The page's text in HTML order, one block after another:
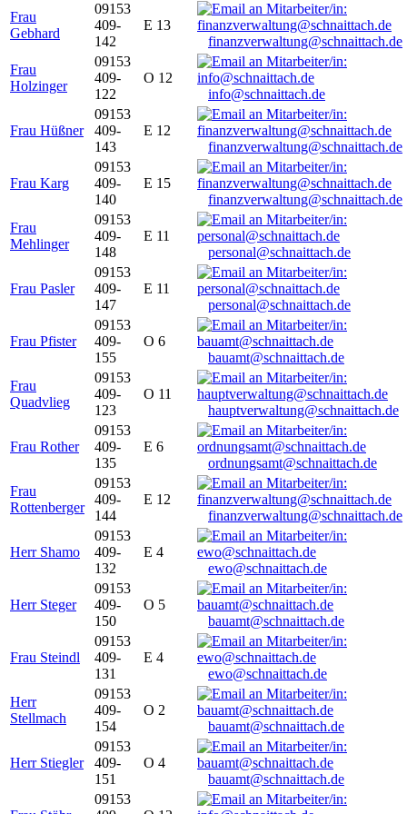
Frau
Gebhard
09153
409-
142
E 13
finanzverwaltung@schnaittach.de
Frau
Holzinger
09153
409-
122
O 12
info@schnaittach.de
Frau Hüßner
09153
409-
143
E 12
finanzverwaltung@schnaittach.de
Frau Karg
09153
409-
140
E 15
finanzverwaltung@schnaittach.de
Frau
Mehlinger
09153
409-
148
E 11
personal@schnaittach.de
Frau Pasler
09153
409-
147
E 11
personal@schnaittach.de
Frau Pfister
09153
409-
155
O 6
bauamt@schnaittach.de
Frau
Quadvlieg
09153
409-
123
O 11
hauptverwaltung@schnaittach.de
Frau Rother
09153
409-
135
E 6
ordnungsamt@schnaittach.de
Frau
Rottenberger
09153
409-
144
E 12
finanzverwaltung@schnaittach.de
Herr Shamo
09153
409-
132
E 4
ewo@schnaittach.de
Herr Steger
09153
409-
150
O 5
bauamt@schnaittach.de
Frau Steindl
09153
409-
131
E 4
ewo@schnaittach.de
Herr
Stellmach
09153
409-
154
O 2
bauamt@schnaittach.de
Herr Stiegler
09153
409-
151
O 4
bauamt@schnaittach.de
09153